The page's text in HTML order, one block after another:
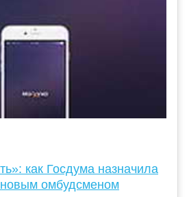
как Госдума назначила
омбудсменом